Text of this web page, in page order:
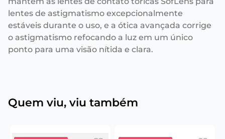
lentes de astigmatismo excepcionalmente
estáveis durante o uso, e a ótica avançada corrige
o astigmatismo refocando a luz em um único
ponto para uma visão nítida e clara.
Quem viu, viu também